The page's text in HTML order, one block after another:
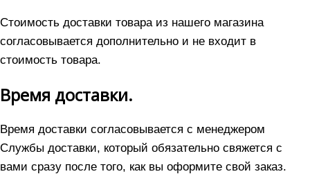
Стоимость доставки товара из нашего магазина
согласовывается дополнительно и не входит в
стоимость товара.
Время доставки.
Время доставки согласовывается с менеджером
Службы доставки, который обязательно свяжется с
вами сразу после того, как вы оформите свой заказ.